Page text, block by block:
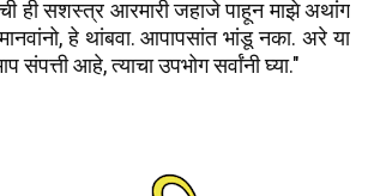
ही सशस्त्र आरमारी जहाजे पाहून माझे अथांग
हे थांबवा. आपापसांत भांडू नका. अरे या
संपत्ती आहे, त्याचा उपभोग सर्वांनी घ्या."